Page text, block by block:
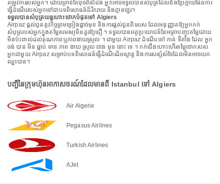
តម្រូវការរបស់អ្នក។ ដោយគ្រាន់តែចុចពីរបីដង អ្នកអាចទទួលបានសំបុត្រដែលនឹងប្រែក្លាយផែនការ
ធ្វើដំណើររបស់អ្នកទៅជាបទពិសោធន៍ដ៏រីករាយ និងគ្មានថ្នេរ។
ទទួលបានសំបុត្រយន្តហោះថោកបំផុតទៅ Algiers
Airpaz ផ្តល់ជូននូវកិច្ចព្រមព្រៀងផ្តាច់មុខ និងការផ្តល់ជូនពិសេស ដែលអនុញ្ញាតឱ្យអ្នកកក់
សំបុត្ររបស់អ្នកក្នុងតម្លៃសមរម្យមិនគួរឱ្យជឿ ។ ទទួលបានអត្ថប្រយោជន៍នៃអត្រាបញ្ចុះតម្លៃដោយ
មិនប៉ះពាល់ដល់គុណភាពឬភាពងាយស្រួល ។ ជាមួយ Airpaz ដំណើរ ទៅ កាន់ ទីតាំង ដែល អ្នក
ចង់ បាន មិន ធ្លាប់ មាន ភាព ងាយ ស្រួល ជាង មុន នោះ ទេ ។ កក់ជើងហោះហើរតម្លៃថោករបស់
អ្នកជាមួយ Airpaz សម្រាប់បទពិសោធន៍ធ្វើដំណើរដ៏អស្ចារ្យ និងការសន្សំសំចៃដែលមិនអាចយក
ឈ្នះបាន។
បញ្ជីនៃក្រុមហ៊ុនអាកាសចរណ៍ដែលមានពី Istanbul ទៅ Algiers
Air Algerie
Pegasus Airlines
Turkish Airlines
AJet